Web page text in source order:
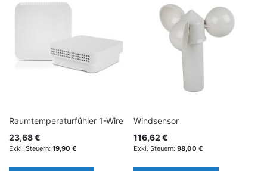
Raumtemperaturfühler 1-Wire
23,68 €
19,90 €
Windsensor
116,62 €
98,00 €